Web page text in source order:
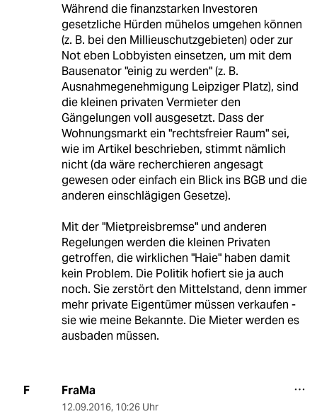
Während die finanzstarken Investoren
gesetzliche Hürden mühelos umgehen können
(z. B. bei den Millieuschutzgebieten) oder zur
Not eben Lobbyisten einsetzen, um mit dem
Bausenator "einig zu werden" (z. B.
Ausnahmegenehmigung Leipziger Platz), sind
die kleinen privaten Vermieter den
Gängelungen voll ausgesetzt. Dass der
Wohnungsmarkt ein "rechtsfreier Raum" sei,
wie im Artikel beschrieben, stimmt nämlich
nicht (da wäre recherchieren angesagt
gewesen oder einfach ein Blick ins BGB und die
anderen einschlägigen Gesetze).
Mit der "Mietpreisbremse" und anderen
Regelungen werden die kleinen Privaten
getroffen, die wirklichen "Haie" haben damit
kein Problem. Die Politik hofiert sie ja auch
noch. Sie zerstört den Mittelstand, denn immer
mehr private Eigentümer müssen verkaufen -
sie wie meine Bekannte. Die Mieter werden es
ausbaden müssen.
F FraMa
12.09.2016, 10:26 Uhr